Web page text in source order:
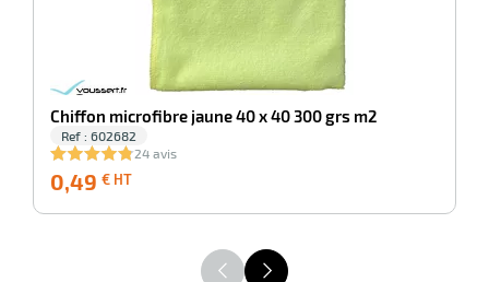
Chiffon microfibre jaune 40 x 40 300 grs m2
Ref : 602682
24 avis
0,49 € HT
HT